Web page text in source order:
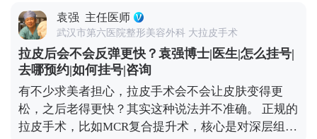
就会慢慢适应，表情也能完全恢复自如。与其担心效
果夸张，不如多花时间筛选正规医院和医生，毕竟拉
皮的本质是“修复衰老”，不是“改造容貌”。 想知道更
多关于MCR复合提升术的问题，可以去官方媒体平台
（公众号、百家号、小红薯）预约面诊，详细了解。
手术的问题——要么是操作方式不正规，要么是过度
追求“提升感”，忽略了面部本身的结构平衡。 正规的
拉皮手术，核心是帮面部恢复年轻时候的状态，而不
是把你改成另一个人。就比如MCR复合提升术，就是
通过精准剥离，把下垂的软组织放回原本的位置，再
去掉多余的松弛皮肤。整个过程会特别注意保护表情
肌，毕竟笑容、皱眉这些自然神态不能受影响。 术后
初期有点肿胀是正常的，随着恢复会慢慢软化，轮廓
袁强 主任医师
武汉市第六医院整形美容外科 大拉皮手术
拉皮后会不会反弹更快？袁强博士|医生|怎么挂号|
去哪预约|如何挂号|咨询
有不少求美者担心，拉皮手术会不会让皮肤变得更
松，之后老得更快？其实这种说法并不准确。 正规的
拉皮手术，比如MCR复合提升术，核心是对深层组织